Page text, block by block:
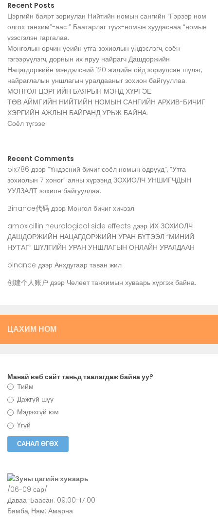
Recent Posts
Цэргийн баярт зориулан Нийтийн номын сангийн “Гэрээр ном
олгох танхим”-аас ” Баатарлаг түүх-номын хуудаснаа “номын
үзэсгэлэн гаргалаа.
Монголын орчин үеийн утга зохиолын үндэслэгч, соён
гэгээрүүлэгч, дорнын их яруу найрагч Дашдоржийн
Нацагдоржийн мэндэлсний 120 жилийн ойд зориулсан шүлэг,
найраглалын уншлагын уралдааныг зохион байгууллаа.
МОНГОЛ ЦЭРГИЙН БАЯРЫН МЭНД ХҮРГЭЕ
ТӨВ АЙМГИЙН НИЙТИЙН НОМЫН САНГИЙН АРХИВ-БИЧИГ
ХЭРГИЙН АЖЛЫН БАЙРАНД УРЬЖ БАЙНА.
Соёл түгээе
Recent Comments
olx786 дээр “Үндэсний бичиг соёл номын өдрүүд”, “Утга
зохиолын 7 хоног” аяны хүрээнд ЗОХИОЛЧ УНШИГЧДЫН
УУЛЗАЛТ зохион байгууллаа.
Binance代码 дээр Монгол бичиг хичээл
amoxicillin neurological side effects дээр ИХ ЗОХИОЛЧ
ДАШДОРЖИЙН НАЦАГДОРЖИЙН УРАН БҮТЭЭЛ “МИНИЙ
НУТАГ” ШҮЛГИЙН УРАН УНШЛАГЫН ОНЛАЙН УРАЛДААН
binance дээр Анхдугаар таван жил
创建个人账户 дээр Чөлөөт танхимын хуваарь хүргэж байна.
ЦАХИМ НОМ
Манай веб сайт таньд таалагдаж байна уу?
Тийм
Дажгүй шүү
Мэдэхгүй юм
Үгүй
Зуны цагийн хуваарь
/06-09 сар/
Даваа-Баасан: 09:00-17:00
Бямба, Ням: Амарна